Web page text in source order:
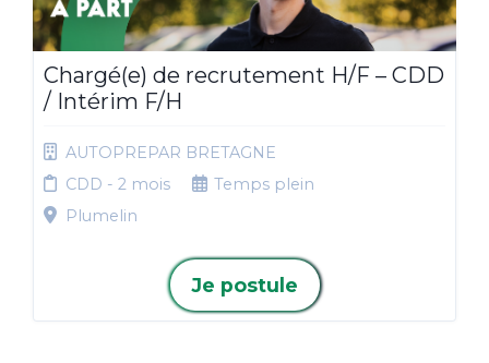
Chargé(e) de recrutement H/F – CDD
/ Intérim F/H
AUTOPREPAR BRETAGNE
CDD - 2 mois
Temps plein
Plumelin
Je postule